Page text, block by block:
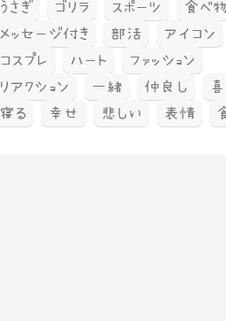
うさぎ ゴリラ スポーツ 食べ
メッセージ付き
部活 アイコン
コスプレ
ハート
ファッション
リアクション
一緒 仲良し
寝る
幸せ 悲しい 表情